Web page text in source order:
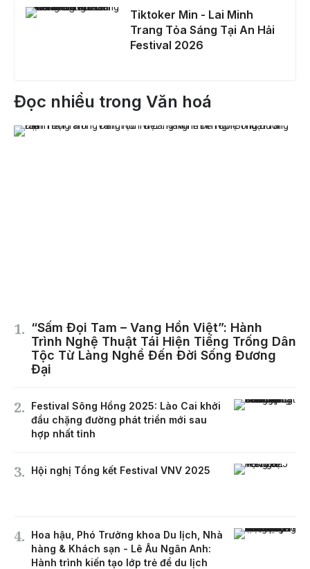
Tiktoker Min - Lai Minh Trang Tỏa Sáng Tại An Hải Festival 2026
Tiktoker Min - Lai Minh
Trang Tỏa Sáng Tại An Hải
Festival 2026
Đọc nhiều trong Văn hoá
“Sấm Đọi Tam – Vang Hồn Việt”: Hành
Trình Nghệ Thuật Tái Hiện Tiếng Trống Dân
Tộc Từ Làng Nghề Đến Đời Sống Đương
Đại
Festival Sông Hồng 2025: Lào Cai khởi
đầu chặng đường phát triển mới sau
hợp nhất tỉnh
Hội nghị Tổng kết Festival VNV 2025
Hoa hậu, Phó Trưởng khoa Du lịch, Nhà
hàng & Khách sạn - Lê Âu Ngân Anh:
Hành trình kiến tạo lớp trẻ để du lịch